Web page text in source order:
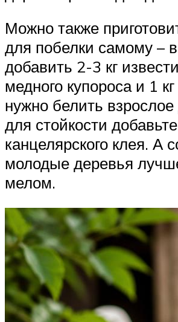
Можно также
для побелки самому –
добавить 2-3 кг
медного купороса и 1
нужно белить
для стойкости
канцелярского клея. А
молодые деревья
мелом.